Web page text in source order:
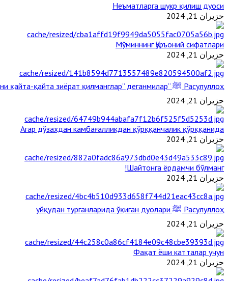
Неъматларга шукр қилиш дуоси
حزيران 21, 2024
Мўминнинг Қуръоний сифатлари
حزيران 21, 2024
Расулуллоҳ ﷺ “Қабримни қайта-қайта зиёрат қилманглар” деганмилар?
حزيران 21, 2024
Агар дўзахдан камбағалликдан қўрққанчалик қўрққанида
حزيران 21, 2024
Шайтонга ёрдамчи бўлманг!
حزيران 21, 2024
Расулуллоҳ ﷺ уйқудан турганларида ўқиган дуолари
حزيران 21, 2024
Фақат ёши катталар учун
حزيران 21, 2024